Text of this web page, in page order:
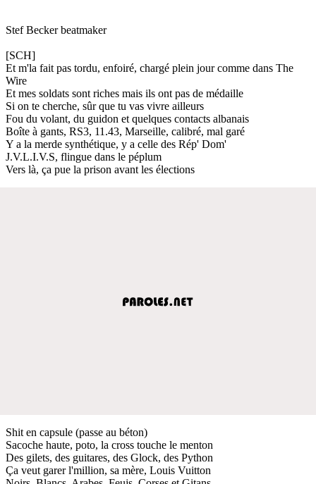
Stef Becker beatmaker
[SCH]
Et m'la fait pas tordu, enfoiré, chargé plein jour comme dans The
Wire
Et mes soldats sont riches mais ils ont pas de médaille
Si on te cherche, sûr que tu vas vivre ailleurs
Fou du volant, du guidon et quelques contacts albanais
Boîte à gants, RS3, 11.43, Marseille, calibré, mal garé
Y a la merde synthétique, y a celle des Rép' Dom'
J.V.L.I.V.S, flingue dans le péplum
Vers là, ça pue la prison avant les élections
Shit en capsule (passe au béton)
Sacoche haute, poto, la cross touche le menton
Des gilets, des guitares, des Glock, des Python
Ça veut garer l'million, sa mère, Louis Vuitton